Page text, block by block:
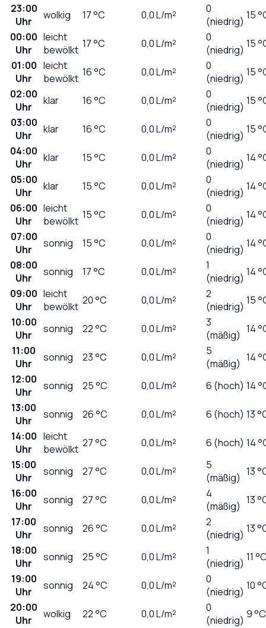
23:00
Uhr
wolkig 17°C 0,0L/m²
0
(niedrig) 15
00:00
Uhr
leicht
bewölkt 17°C 0,0L/m²
0
(niedrig) 15
01:00
Uhr
leicht
bewölkt 16°C 0,0L/m²
0
(niedrig) 15
02:00
Uhr
klar 16°C 0,0L/m²
0
(niedrig) 15
03:00
Uhr
klar 16°C 0,0L/m²
0
(niedrig) 15
04:00
Uhr
klar 15°C 0,0L/m²
0
(niedrig) 14
05:00
Uhr
klar 15°C 0,0L/m²
0
(niedrig) 14
06:00
Uhr
leicht
bewölkt 15°C 0,0L/m²
0
(niedrig) 14
07:00
Uhr
sonnig 15°C 0,0L/m²
0
(niedrig) 14
08:00
Uhr
sonnig 17°C 0,0L/m²
1
(niedrig) 14
09:00
Uhr
leicht
bewölkt 20°C 0,0L/m²
2
(niedrig) 15
10:00
Uhr
sonnig 22°C 0,0L/m²
3
(mäßig) 14
11:00
Uhr
sonnig 23°C 0,0L/m²
5
(mäßig) 14
12:00
Uhr
sonnig 25°C 0,0L/m² 6 (hoch) 14
13:00
Uhr
sonnig 26°C 0,0L/m² 6 (hoch) 13
14:00
Uhr
leicht
bewölkt 27°C 0,0L/m² 6 (hoch) 14
15:00
Uhr
sonnig 27°C 0,0L/m²
5
(mäßig) 13
16:00
Uhr
sonnig 27°C 0,0L/m²
4
(mäßig) 13
17:00
Uhr
sonnig 26°C 0,0L/m²
2
(niedrig) 13
18:00
Uhr
sonnig 25°C 0,0L/m²
1
(niedrig) 11
19:00
Uhr
sonnig 24°C 0,0L/m²
0
(niedrig) 10
20:00
Uhr
wolkig 22°C 0,0L/m²
0
(niedrig) 9 °C